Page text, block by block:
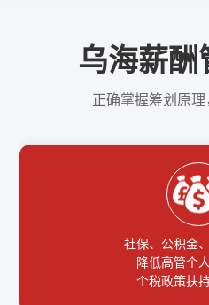
乌海薪酬
正确掌握筹划原
社保、公积金
降低高管个
个税政策扶